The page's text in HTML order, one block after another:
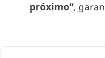
próximo”,